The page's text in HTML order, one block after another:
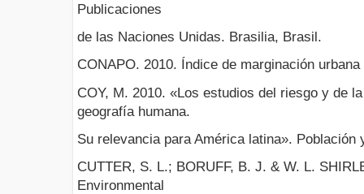
Publicaciones
de las Naciones Unidas. Brasilia, Brasil.
CONAPO. 2010. Índice de marginación
COY, M. 2010. «Los estudios del riesgo y de
geografía humana.
Su relevancia para América latina». Población
CUTTER, S. L.; BORUFF, B. J. & W. L.
Environmental